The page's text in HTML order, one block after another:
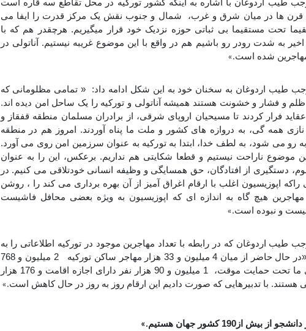
طیب اردوغان با اشاره به اینکه کشور تورکیه در محل تقاطع سه قاره است
قرن ها در میان شرق و غرب، شمال و جنوب نقش یک مرکز قدرت را ایفا می
تحت مستقیما بی ثباتی حوزه نزدیک خود قرار میگیریم. هرچقدر هم که با
به شدت رودر رو باشیم هم در واقع با این موضوع غریبه نیستیم. آناتولی در
شده است.»
طیب اردوغان به سخنان خود به این شکل ادامه داد: « تمامی مظلومانی که
و فشار و خشونت هستند همیشه آناتولی و تورکیه را یک ساحل امن دیده اند.
عقاید فرار کردند تا مسیحیان اروپای شرقی، از برادران مسلمان منطقه قفقاز و
نازی همه گی، به دروازه های کشور و ملت ما پناه آوردند. امروز هم در منطقه
رو می شود، به لطف خدا، ابتدا به تورکیه به عنوان سرزمین امن روی می آورد.
موضوع ناراحت نیستیم و قطعا شکایتی هم نداریم. برعکس، این را به عنوان
دستگیری از افتادگان، حق همسایگی و وظیفه انسانی خودتلاقی می کنیم. در
اپوزیسیون اغلب با ارقام اغراق آمیز از آن بهره برداری می کند را ، روشن
هیچ گاه به اندازه ای که اپوزیسیون به ویژه بعضی محافل فاشیست
و نبوده است.»
طیب اردوغان که در رابطه با تعداد مهاجرین موجود در تورکیه اطلاعاتی را به
اشتراک میگذاشت گفت: «در حال حاضر از میان 4 میلیون و 33 هزار مهاجر ساکن تورکیه 2 میلیون و 768
هزار برادر و خواهر سوری ما تحت حمایت موقت، 1 میلیون و 90 هزار نفر دارای اجازه اقامت و 176 هزار
هستند. با تدبیرهایی که صورت دادیم این ارقام روز به روز در حال کاهش است.»
.»